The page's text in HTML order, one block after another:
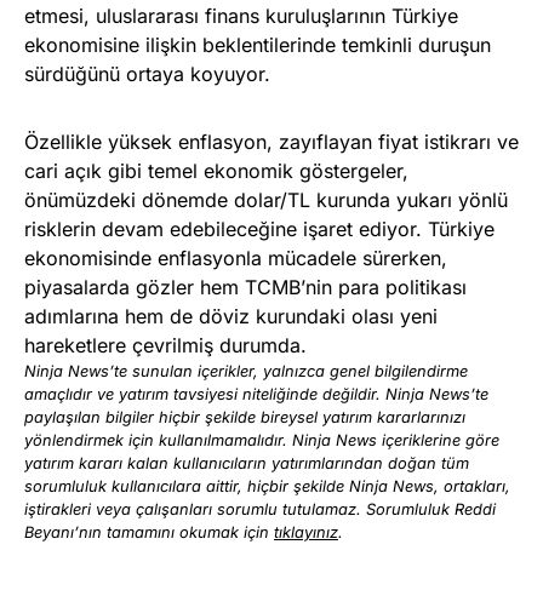
etmesi, uluslararası finans kuruluşlarının Türkiye
ekonomisine ilişkin beklentilerinde temkinli duruşun
sürdüğünü ortaya koyuyor.
Özellikle yüksek enflasyon, zayıflayan fiyat istikrarı ve
cari açık gibi temel ekonomik göstergeler,
önümüzdeki dönemde dolar/TL kurunda yukarı yönlü
risklerin devam edebileceğine işaret ediyor. Türkiye
ekonomisinde enflasyonla mücadele sürerken,
piyasalarda gözler hem TCMB’nin para politikası
adımlarına hem de döviz kurundaki olası yeni
hareketlere çevrilmiş durumda.
Ninja News’te sunulan içerikler, yalnızca genel bilgilendirme
amaçlıdır ve yatırım tavsiyesi niteliğinde değildir. Ninja News’te
paylaşılan bilgiler hiçbir şekilde bireysel yatırım kararlarınızı
yönlendirmek için kullanılmamalıdır. Ninja News içeriklerine göre
yatırım kararı kalan kullanıcıların yatırımlarından doğan tüm
sorumluluk kullanıcılara aittir, hiçbir şekilde Ninja News, ortakları,
iştirakleri veya çalışanları sorumlu tutulamaz. Sorumluluk Reddi
Beyanı’nın tamamını okumak için tıklayınız.